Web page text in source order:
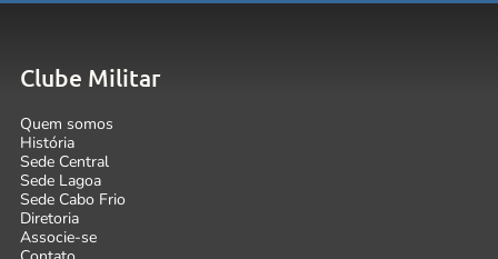
Clube Militar
Quem somos
História
Sede Central
Sede Lagoa
Sede Cabo Frio
Diretoria
Associe-se